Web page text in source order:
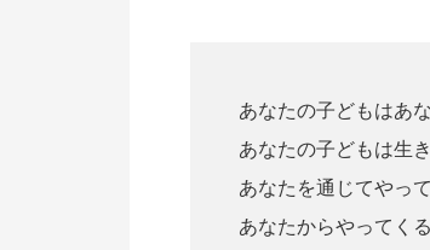
あなたの子どもはあ
あなたの子どもは生
あなたを通じてやっ
あなたからやってく